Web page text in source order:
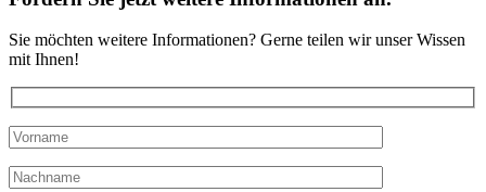
Sie möchten weitere Informationen? Gerne teilen wir unser Wissen
mit Ihnen!